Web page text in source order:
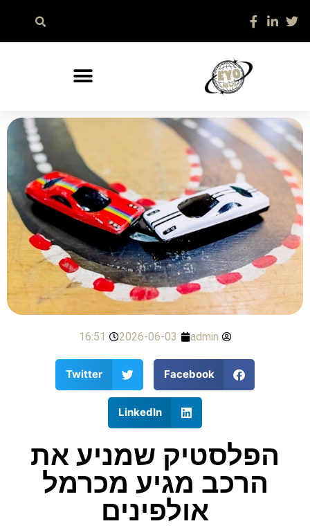
admin
2026-06-03
16:51
Facebook
Twitter
LinkedIn
הפלסטיק שמניע את
הרכב מגיע מכרמל
אולפינים